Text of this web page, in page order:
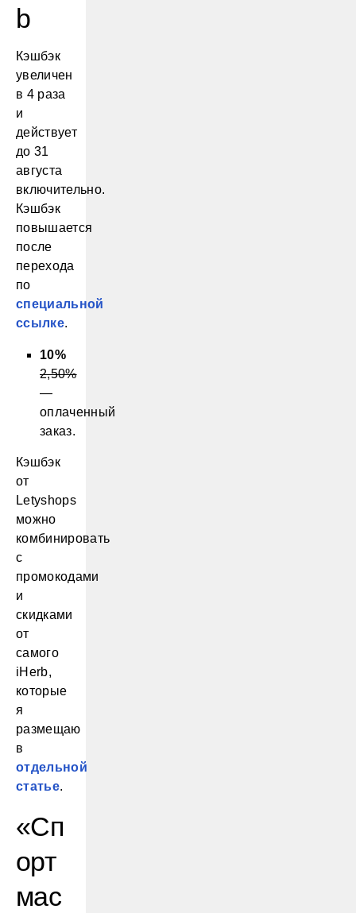
b
Кэшбэк
увеличен
в 4 раза
и
действует
до 31
августа
включительно.
Кэшбэк
повышается
после
перехода
по
специальной
ссылке.
10%
2,50%
—
оплаченный
заказ.
Кэшбэк
от
Letyshops
можно
комбинировать
с
промокодами
и
скидками
от
самого
iHerb,
которые
я
размещаю
в
отдельной
статье.
«Сп
орт
мас